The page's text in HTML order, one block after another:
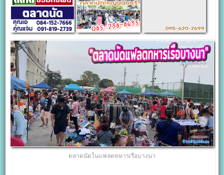
ตลาดนัดในแฟลตทหารเรือบางนา